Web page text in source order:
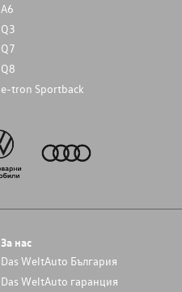
A6
Q3
Q7
Q8
e-tron Sportback
За нас
Das WeltAuto България
Das WeltAuto гаранция